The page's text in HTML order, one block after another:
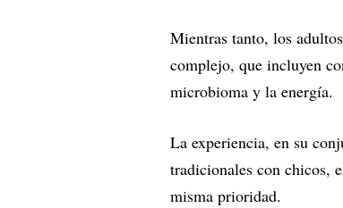
Mientras tanto, los
complejo, que incluyen
microbioma y la energía.
La experiencia, en su
tradicionales con chicos,
misma prioridad.